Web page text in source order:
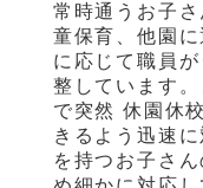
常時通うお子
童保育、他園
に応じて職員
整しています
で突然 休園休
きるよう迅速
を持つお子さ